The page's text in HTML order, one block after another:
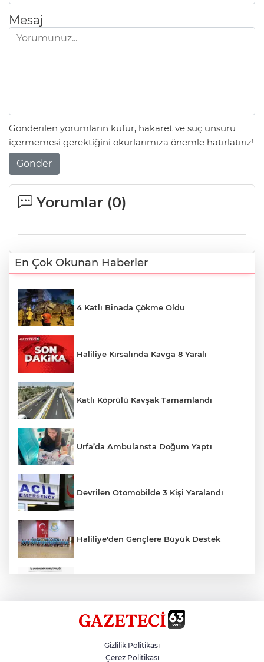
Mesaj
Gönderilen yorumların küfür, hakaret ve suç unsuru
içermemesi gerektiğini okurlarımıza önemle hatırlatırız!
Gönder
Yorumlar (0)
En Çok Okunan Haberler
4 Katlı Binada Çökme Oldu
Haliliye Kırsalında Kavga 8 Yaralı
Katlı Köprülü Kavşak Tamamlandı
Urfa’da Ambulansta Doğum Yaptı
Devrilen Otomobilde 3 Kişi Yaralandı
Haliliye'den Gençlere Büyük Destek
Hikmet Başak’tan Ulaşım Çalışması
Gizlilik Politikası
Çerez Politikası